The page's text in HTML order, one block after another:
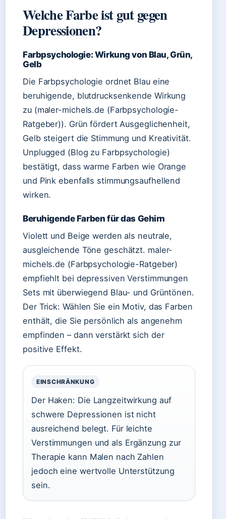
Welche Farbe ist gut gegen
Depressionen?
Farbpsychologie: Wirkung von Blau, Grün,
Gelb
Die Farbpsychologie ordnet Blau eine
beruhigende, blutdrucksenkende Wirkung
zu (maler-michels.de (Farbpsychologie-
Ratgeber)). Grün fördert Ausgeglichenheit,
Gelb steigert die Stimmung und Kreativität.
Unplugged (Blog zu Farbpsychologie)
bestätigt, dass warme Farben wie Orange
und Pink ebenfalls stimmungsaufhellend
wirken.
Beruhigende Farben für das Gehirn
Violett und Beige werden als neutrale,
ausgleichende Töne geschätzt. maler-
michels.de (Farbpsychologie-Ratgeber)
empfiehlt bei depressiven Verstimmungen
Sets mit überwiegend Blau- und Grüntönen.
Der Trick: Wählen Sie ein Motiv, das Farben
enthält, die Sie persönlich als angenehm
empfinden – dann verstärkt sich der
positive Effekt.
EINSCHRÄNKUNG
Der Haken: Die Langzeitwirkung auf
schwere Depressionen ist nicht
ausreichend belegt. Für leichte
Verstimmungen und als Ergänzung zur
Therapie kann Malen nach Zahlen
jedoch eine wertvolle Unterstützung
sein.